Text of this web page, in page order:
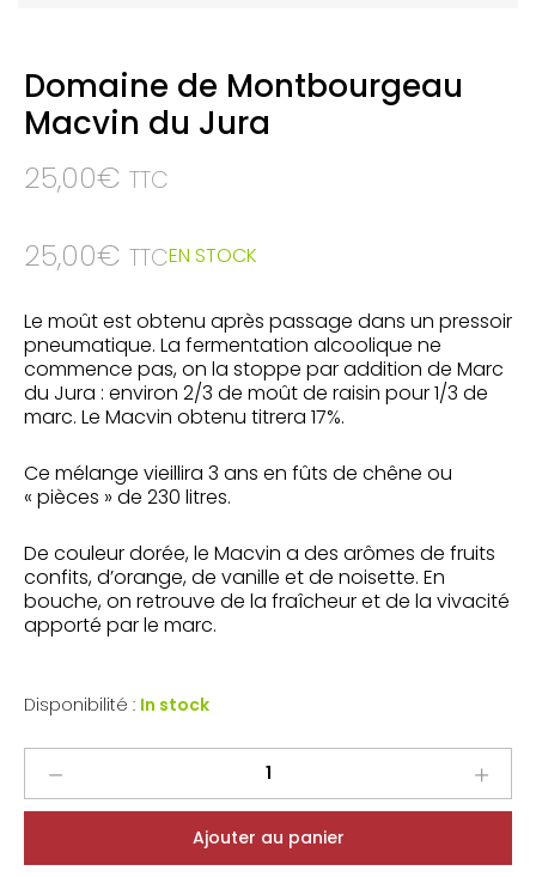
Domaine de Montbourgeau
Macvin du Jura
25,00€ TTC
25,00€ TTCEN STOCK
Le moût est obtenu après passage dans un pressoir
pneumatique. La fermentation alcoolique ne
commence pas, on la stoppe par addition de Marc
du Jura : environ 2/3 de moût de raisin pour 1/3 de
marc. Le Macvin obtenu titrera 17%.
Ce mélange vieillira 3 ans en fûts de chêne ou
« pièces » de 230 litres.
De couleur dorée, le Macvin a des arômes de fruits
confits, d’orange, de vanille et de noisette. En
bouche, on retrouve de la fraîcheur et de la vivacité
apporté par le marc.
Disponibilité : In stock
Montbourgeau
Ajouter au panier